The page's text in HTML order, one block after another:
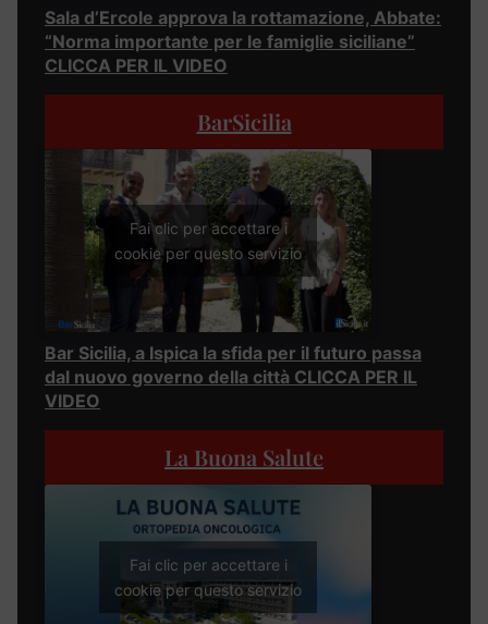
Sala d’Ercole approva la rottamazione, Abbate:
“Norma importante per le famiglie siciliane”
CLICCA PER IL VIDEO
BarSicilia
Fai clic per accettare i
cookie per questo servizio
Bar Sicilia, a Ispica la sfida per il futuro passa
dal nuovo governo della città CLICCA PER IL
VIDEO
La Buona Salute
Fai clic per accettare i
cookie per questo servizio